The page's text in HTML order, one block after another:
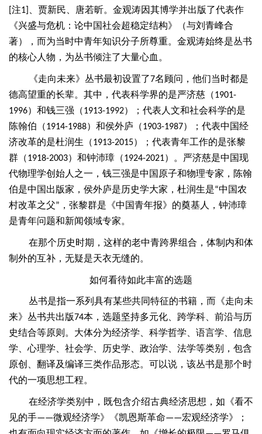
注1]
、贾新民、唐若昕。金观涛因其博学并出版了代表作
《兴盛与危机：论中国社会超稳定结构》（与刘青峰合
著），而为当时中青年知识分子所尊重。金观涛始终是丛书
的核心人物，为丛书倾注了大量心血。
《走向未来》丛书最初设置了7名顾问，他们当时都是
德高望重的长辈。其中，代表科学界的是严济慈（1901-
1996）和钱三强（1913-1992）；代表人文和社会科学的是
陈翰伯（1914-1988）和侯外庐（1903-1987）；代表中国经
济改革的是杜润生（1913-2015）；代表青年工作的是张黎
群（1918-2003）和钟沛璋（1924-2021）。严济慈是中国现
代物理学创始人之一，钱三强是中国原子和物理专家，陈翰
伯是中国出版家，侯外庐是历史学大家，杜润生是“中国农
村改革之父” ，张黎群是《中国青年报》的奠基人，钟沛璋
是青年问题和新闻领域专家。
在那个历史时期，这样的老中青跨界组合，体制内和体
制外的互补，无疑是天衣无缝的。
如何看待如此丰富的选题
丛书是指一系列具有某些共同特征的书籍，而《走向未
来》丛书共出版74本，选题坚持多元化、跨学科、前沿与历
史结合等原则。大体分为经济学、科学哲学、语言学、信息
学、心理学、社会学、历史学、政治学、法学等类别，包含
原创、翻译及编译三类作品形态。可以说，该丛书是那个时
代的一项思想工程。
在经济学类别中，既包含介绍古典经济思想，如《看不
见的手——微观经济学》《凯恩斯革命——宏观经济学》；